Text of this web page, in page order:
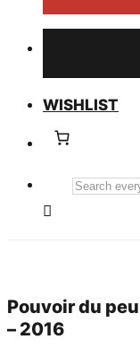
WISHLIST
Search
Pouvoir du
– 2016